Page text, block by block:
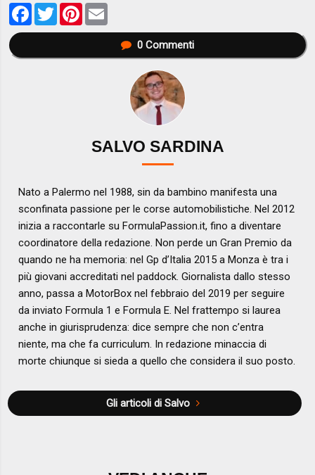
Facebook
TwitterPinterest
0Commenti
SALVO SARDINA
Nato a Palermo nel 1988, sin da bambino manifesta una
sconfinata passione per le corse automobilistiche. Nel 2012
inizia a raccontarle su FormulaPassion.it, fino a diventare
coordinatore della redazione. Non perde un Gran Premio da
quando ne ha memoria: nel Gp d’Italia 2015 a Monza è tra i
più giovani accreditati nel paddock. Giornalista dallo stesso
anno, passa a MotorBox nel febbraio del 2019 per seguire
da inviato Formula 1 e Formula E. Nel frattempo si laurea
anche in giurisprudenza: dice sempre che non c’entra
niente, ma che fa curriculum. In redazione minaccia di
morte chiunque si sieda a quello che considera il suo posto.
Gli articoli di Salvo